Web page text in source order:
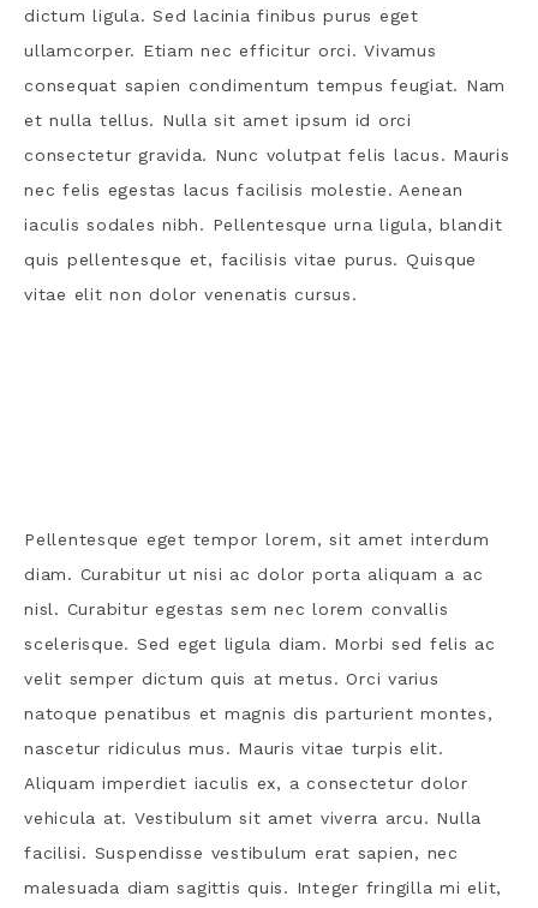
dictum ligula. Sed lacinia finibus purus eget
ullamcorper. Etiam nec efficitur orci. Vivamus
consequat sapien condimentum tempus feugiat. Nam
et nulla tellus. Nulla sit amet ipsum id orci
consectetur gravida. Nunc volutpat felis lacus. Mauris
nec felis egestas lacus facilisis molestie. Aenean
iaculis sodales nibh. Pellentesque urna ligula, blandit
quis pellentesque et, facilisis vitae purus. Quisque
vitae elit non dolor venenatis cursus.
Pellentesque eget tempor lorem, sit amet interdum
diam. Curabitur ut nisi ac dolor porta aliquam a ac
nisl. Curabitur egestas sem nec lorem convallis
scelerisque. Sed eget ligula diam. Morbi sed felis ac
velit semper dictum quis at metus. Orci varius
natoque penatibus et magnis dis parturient montes,
nascetur ridiculus mus. Mauris vitae turpis elit.
Aliquam imperdiet iaculis ex, a consectetur dolor
vehicula at. Vestibulum sit amet viverra arcu. Nulla
facilisi. Suspendisse vestibulum erat sapien, nec
malesuada diam sagittis quis. Integer fringilla mi elit,